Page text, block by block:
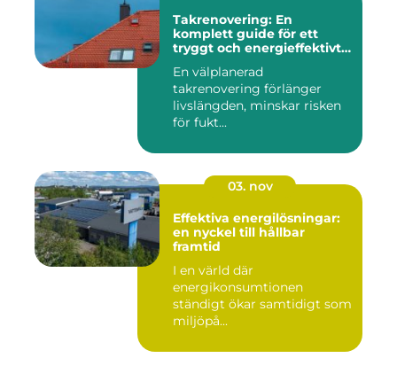
Takrenovering: En
komplett guide för ett
tryggt och energieffektivt
En välplanerad
takrenovering förlänger
livslängden, minskar risken
för fukt...
03. nov
Effektiva energilösningar:
en nyckel till hållbar
framtid
I en värld där
energikonsumtionen
ständigt ökar samtidigt som
miljöpå...